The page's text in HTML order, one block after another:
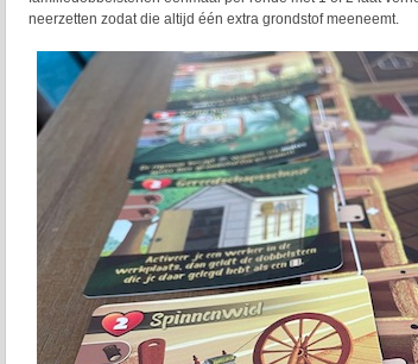
neerzetten zodat die altijd één extra grondstof meeneemt.